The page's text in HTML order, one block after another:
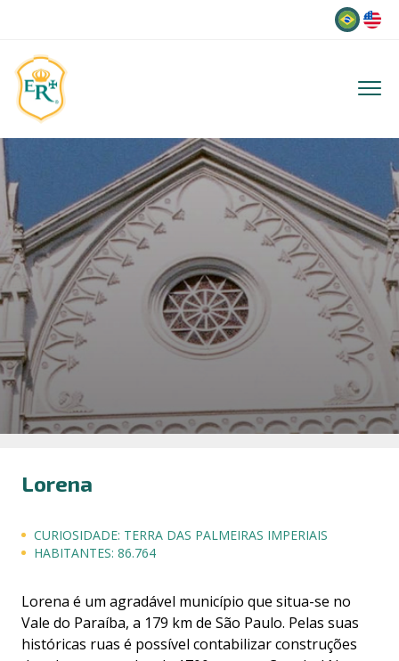
Lorena
CURIOSIDADE: TERRA DAS PALMEIRAS IMPERIAIS
HABITANTES: 86.764
Lorena é um agradável município que situa-se no
Vale do Paraíba, a 179 km de São Paulo. Pelas suas
históricas ruas é possível contabilizar construções